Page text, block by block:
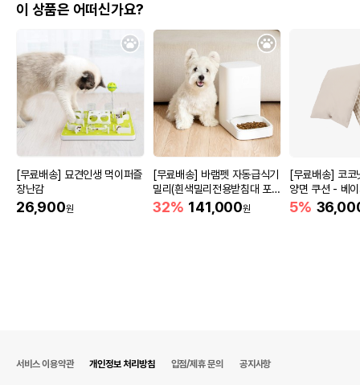
이 상품은 어떠신가요?
[무료배송] 묘견인생 먹이퍼즐
장난감
26,900원
[무료배송] 바램펫 자동급식기
밀리(흰색밀리전용받침대 포
함)
32% 141,000원
[무료배송] 코
양면 쿠션 - 베
5%
서비스 이용약관 개인정보 처리방침 입점/제휴 문의 공지사항